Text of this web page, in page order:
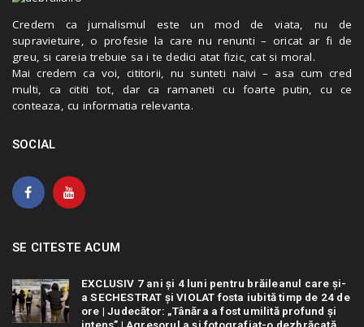
Credem ca jurnalismul este un mod de viata, nu de
supravietuire, o profesie la care nu renunti – oricat ar fi de
greu, si careia trebuie sa i te dedici atat fizic, cat si moral.
Mai credem ca voi, cititorii, nu sunteti naivi – asa cum cred
multi, ca cititi tot, dar ca ramaneti cu foarte putin, cu ce
conteaza, cu informatia relevanta.
SOCIAL
SE CITESTE ACUM
EXCLUSIV 7 ani și 4 luni pentru brăileanul care și-
a SECHESTRAT și VIOLAT fosta iubită timp de 24 de
ore | Judecător: „Tânăra a fost umilită profund și